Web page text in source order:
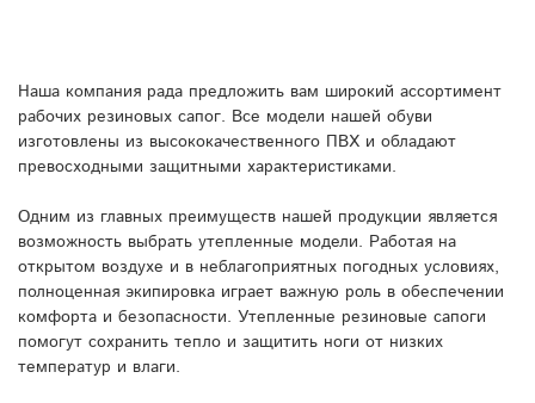
Наша компания рада предложить вам широкий ассортимент
рабочих резиновых сапог. Все модели нашей обуви
изготовлены из высококачественного ПВХ и обладают
превосходными защитными характеристиками.
Одним из главных преимуществ нашей продукции является
возможность выбрать утепленные модели. Работая на
открытом воздухе и в неблагоприятных погодных условиях,
полноценная экипировка играет важную роль в обеспечении
комфорта и безопасности. Утепленные резиновые сапоги
помогут сохранить тепло и защитить ноги от низких
температур и влаги.